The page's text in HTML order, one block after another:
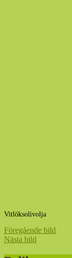
Vitlöksolivolja
Föregående bild
Nästa bild